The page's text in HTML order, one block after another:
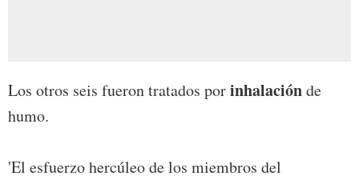
Los otros seis fueron tratados porinhalaciónde
humo.
'El esfuerzo hercúleo de los miembros del